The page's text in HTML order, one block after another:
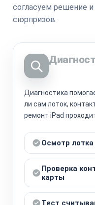
согласуем решение
сюрпризов.
Диагностика
ли сам лоток,
ремонт iPad
Осмотр
Проверка
карты
Тест